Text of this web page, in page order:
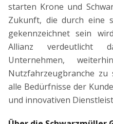
starten Krone und
Zukunft, die durch eine
gekennzeichnet sein
Allianz verdeutlicht
Unternehmen,
Nutzfahrzeugbranche zu
alle Bedürfnisse der
und innovativen